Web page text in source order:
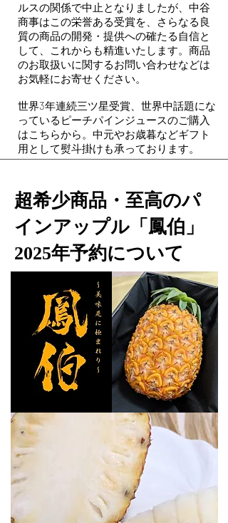
ルスの関係で中止となりましたが、中谷
商事はこの栄誉ある受賞を、さらなる良
質の商品の開発・提供への確たる自信と
して、これからも精進いたします。商品
のお取扱いに関するお問い合わせなどは
お気軽にお寄せください。
世界3年連続三ツ星受賞、世界中話題にな
っているピーチパインジュースのご購入
はこちらから。中元やお歳暮などギフト
用として熨斗掛けも承っております。
超希少商品・至高のパ
インアップル 「鳳伯」
2025年予約について